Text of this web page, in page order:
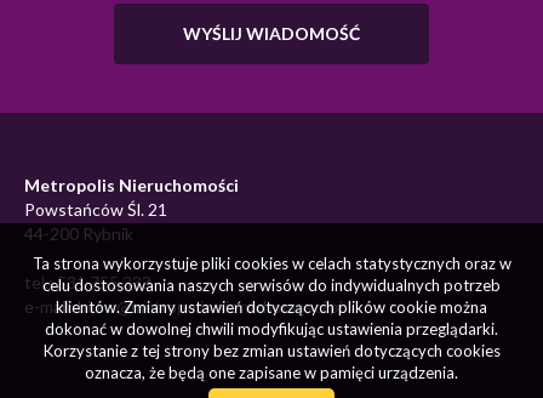
Metropolis Nieruchomości
Powstańców Śl. 21
44-200 Rybnik
tel.: 531 755 333
e-mail:biuro@metropolis.nieruchomosci.pl
Ta strona wykorzystuje pliki cookies w celach statystycznych oraz w
celu dostosowania naszych serwisów do indywidualnych potrzeb
klientów. Zmiany ustawień dotyczących plików cookie można
dokonać w dowolnej chwili modyfikując ustawienia przeglądarki.
Korzystanie z tej strony bez zmian ustawień dotyczących cookies
oznacza, że będą one zapisane w pamięci urządzenia.